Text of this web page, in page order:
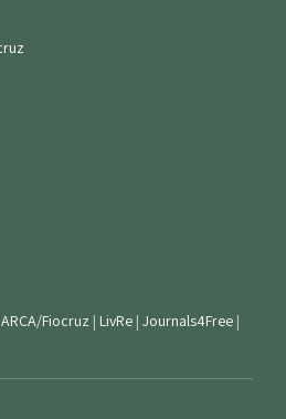
ARCA/Fiocruz | LivRe | Journals4Free |